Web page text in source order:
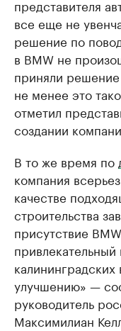
представителя
все еще не
решение по
в BMW не
приняли
не менее это
отметил
создании
В то же время по
компания
качестве
строительства
присутствие
улучшению» —
руководитель
Максимилиан